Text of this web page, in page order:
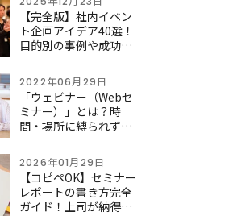
【完全版】社内イベン
ト企画アイデア40選！
目的別の事例や成功さ
説
2022年06月29日
「ウェビナー（Webセ
ミナー）」とは？時
間・場所に縛られず全
開拓へ
2026年01月29日
【コピペOK】セミナー
レポートの書き方完全
ガイド！上司が納得す